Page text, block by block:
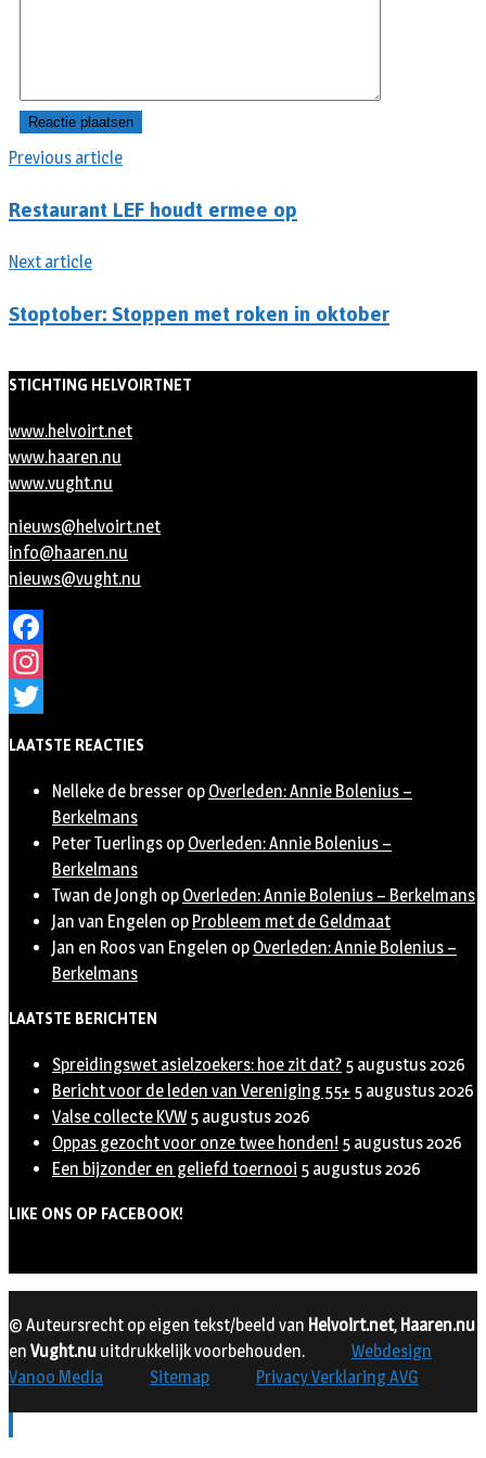
Previous article
Restaurant LEF houdt ermee op
Next article
Stoptober: Stoppen met roken in oktober
STICHTING HELVOIRTNET
www.helvoirt.net
www.haaren.nu
www.vught.nu
nieuws@helvoirt.net
info@haaren.nu
nieuws@vught.nu
Facebook
Instagram
LAATSTE REACTIES
Nelleke de bresser op Overleden: Annie Bolenius –
Berkelmans
Peter Tuerlings op Overleden: Annie Bolenius –
Berkelmans
Twan de Jongh op Overleden: Annie Bolenius – Berkelmans
Jan van Engelen op Probleem met de Geldmaat
Jan en Roos van Engelen op Overleden: Annie Bolenius –
Berkelmans
LAATSTE BERICHTEN
Spreidingswet asielzoekers: hoe zit dat? 5 augustus 2026
Bericht voor de leden van Vereniging 55+ 5 augustus 2026
Valse collecte KVW 5 augustus 2026
Oppas gezocht voor onze twee honden! 5 augustus 2026
Een bijzonder en geliefd toernooi 5 augustus 2026
LIKE ONS OP FACEBOOK!
© Auteursrecht op eigen tekst/beeld van Helvoirt.net, Haaren.nu
en Vught.nu uitdrukkelijk voorbehouden.
Webdesign
Vanoo Media
Sitemap Privacy Verklaring AVG